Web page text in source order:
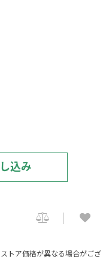
込み
トア価格が異なる場合がござ